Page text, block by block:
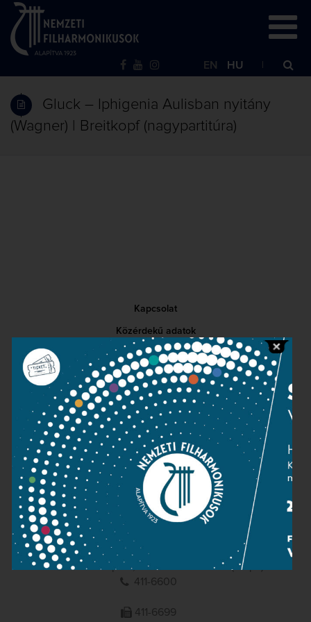
EN HU
Gluck – Iphigenia Aulisban nyitány
(Wagner) | Breitkopf (nagypartitúra)
Kapcsolat
Közérdekű adatok
Sajtószoba
Adatvédelem
Impresszum
NEMZETI
FILHARMONIKUSOK
1095 Budapest, Komor Marcell u. 1. (Müpa)
411-6600
411-6699